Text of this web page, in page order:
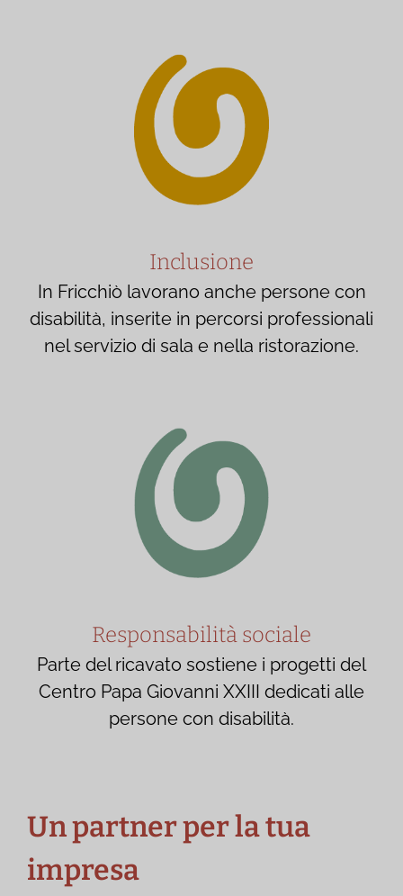
Inclusione
In Fricchiò lavorano anche persone con
disabilità, inserite in percorsi professionali
nel servizio di sala e nella ristorazione.
Responsabilità sociale
Parte del ricavato sostiene i progetti del
Centro Papa Giovanni XXIII dedicati alle
persone con disabilità.
Un partner per la tua
impresa